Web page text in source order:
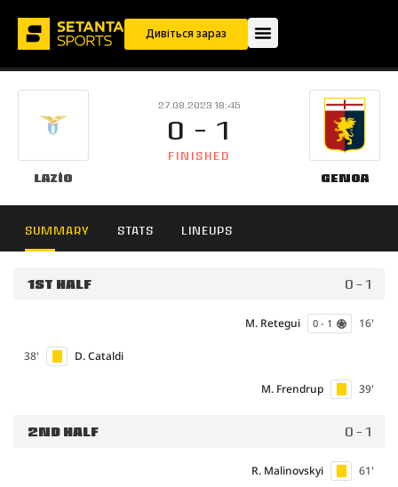
Дивіться зараз
Lazio
27.08.2023 18:45
0 - 1
FINISHED
Genoa
SUMMARY STATS LINEUPS
1ST HALF 0 - 1
16'
0 - 1
M. Retegui
38' D. Cataldi
39'
M. Frendrup
2ND HALF 0 - 1
61'
R. Malinovskyi